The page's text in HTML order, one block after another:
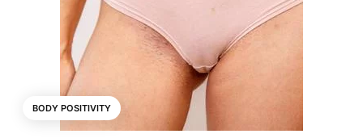
BODY POSITIVITY